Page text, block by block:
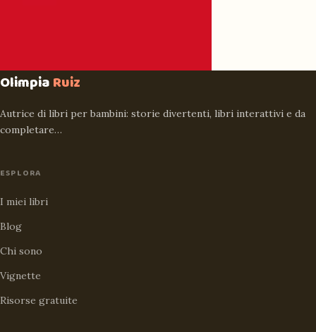
OlimpiaRuiz
Autrice di libri per bambini: storie divertenti, libri interattivi e da
completare…
ESPLORA
I miei libri
Blog
Chi sono
Vignette
Risorse gratuite